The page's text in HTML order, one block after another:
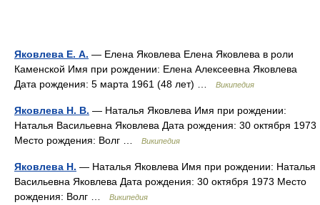
Яковлева Е. А. — Елена Яковлева Елена Яковлева в роли
Каменской Имя при рождении: Елена Алексеевна Яковлева
Дата рождения: 5 марта 1961 (48 лет) …
Википедия
Яковлева Н. В. — Наталья Яковлева Имя при рождении:
Наталья Васильевна Яковлева Дата рождения: 30 октября 1973
Место рождения: Волг …
Википедия
Яковлева Н. — Наталья Яковлева Имя при рождении: Наталья
Васильевна Яковлева Дата рождения: 30 октября 1973 Место
рождения: Волг …
Википедия